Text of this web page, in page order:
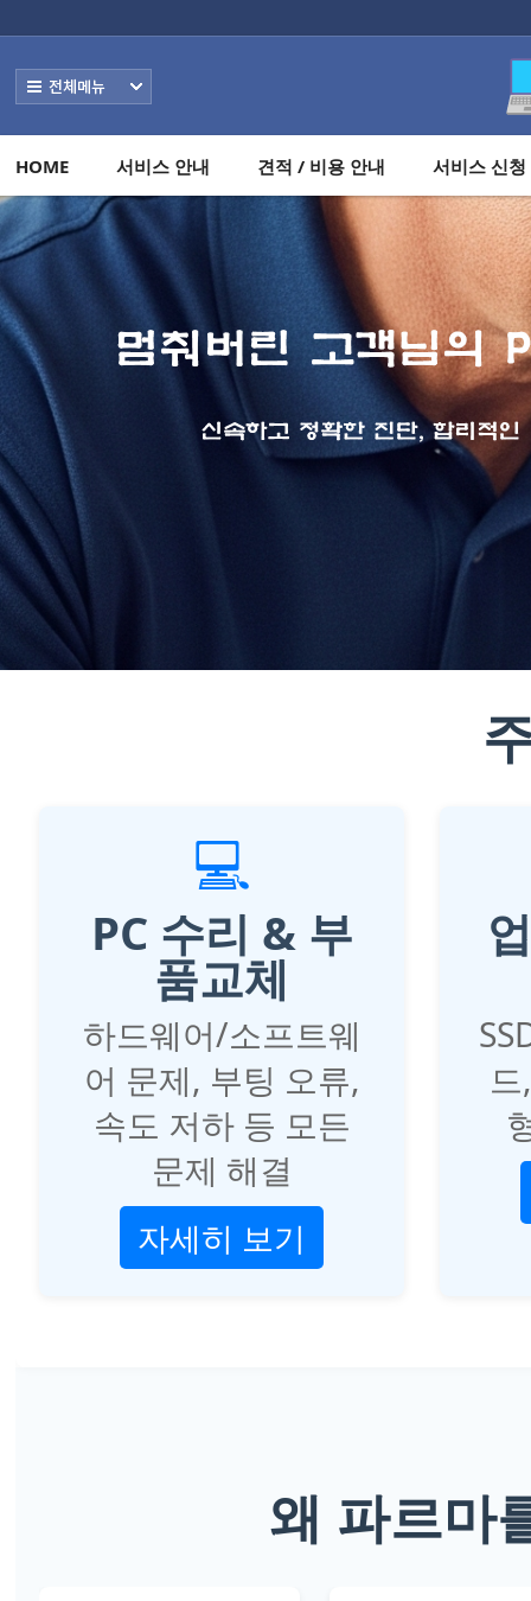
HOME 서비스 안내 견적 / 비용 안내 서비스 신청
💻
PC 수리 & 부
품교체
하드웨어/소프트웨
어 문제, 부팅 오류,
속도 저하 등 모든
문제 해결
자세히 보기
왜 파르마